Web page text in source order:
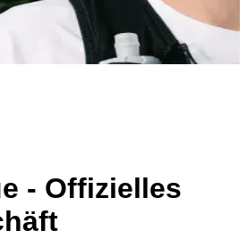
- Offizielles